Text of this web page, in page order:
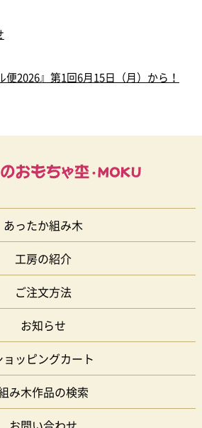
便2026』第1回6月15日（月）から！
あったか組み木
工房の紹介
ご注文方法
お知らせ
ョッピングカート
み木作品の検索